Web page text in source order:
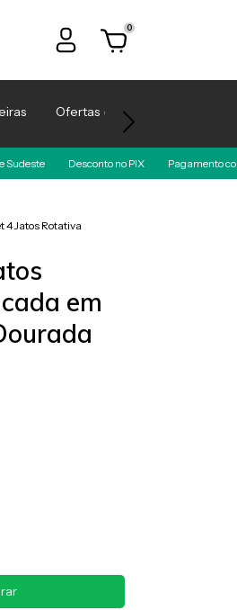
0
Ofertas️‍ 🔥
no PIX Pagamento com Cartão de
4 Jatos Rotativa
em